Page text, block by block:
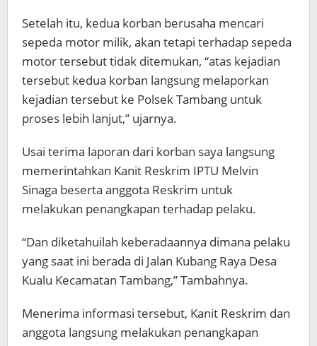
Setelah itu, kedua korban berusaha mencari
sepeda motor milik, akan tetapi terhadap sepeda
motor tersebut tidak ditemukan, “atas kejadian
tersebut kedua korban langsung melaporkan
kejadian tersebut ke Polsek Tambang untuk
proses lebih lanjut,” ujarnya.
Usai terima laporan dari korban saya langsung
memerintahkan Kanit Reskrim IPTU Melvin
Sinaga beserta anggota Reskrim untuk
melakukan penangkapan terhadap pelaku.
“Dan diketahuilah keberadaannya dimana pelaku
yang saat ini berada di Jalan Kubang Raya Desa
Kualu Kecamatan Tambang,” Tambahnya.
Menerima informasi tersebut, Kanit Reskrim dan
anggota langsung melakukan penangkapan